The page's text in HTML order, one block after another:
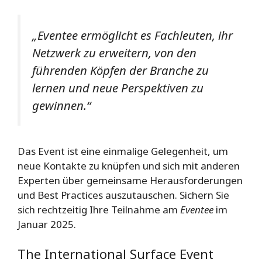
„Eventee ermöglicht es Fachleuten, ihr
Netzwerk zu erweitern, von den
führenden Köpfen der Branche zu
lernen und neue Perspektiven zu
gewinnen.“
Das Event ist eine einmalige Gelegenheit, um
neue Kontakte zu knüpfen und sich mit anderen
Experten über gemeinsame Herausforderungen
und Best Practices auszutauschen. Sichern Sie
sich rechtzeitig Ihre Teilnahme am Eventee im
Januar 2025.
The International Surface Event